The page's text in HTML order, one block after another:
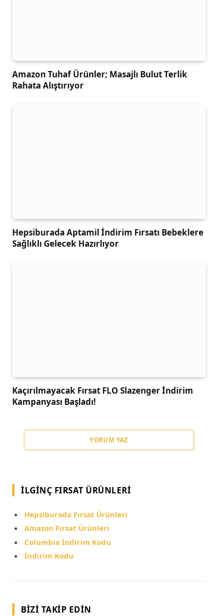
Amazon Tuhaf Ürünler; Masajlı Bulut Terlik
Rahata Alıştırıyor
Hepsiburada Aptamil İndirim Fırsatı Bebeklere
Sağlıklı Gelecek Hazırlıyor
Kaçırılmayacak Fırsat FLO Slazenger İndirim
Kampanyası Başladı!
YORUM YAZ
İLGINÇ FIRSAT ÜRÜNLERI
Hepsiburada Fırsat Ürünleri
Amazon Fırsat Ürünleri
Columbia İndirim Kodu
İndirim Kodu
BIZI TAKIP EDIN